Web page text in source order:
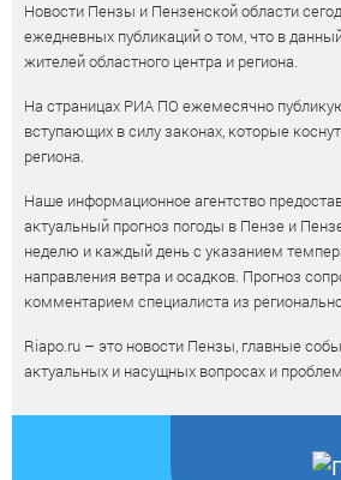
Новости Пензы и Пензенской области
ежедневных публикаций о том, что в
жителей областного центра и региона.
На страницах РИА ПО ежемесячно
вступающих в силу законах, которые
региона.
Наше информационное агентство
актуальный прогноз погоды в Пензе и
неделю и каждый день с указанием
направления ветра и осадков. Прогноз
комментарием специалиста из
Riapo.ru – это новости Пензы, главные
актуальных и насущных вопросах и